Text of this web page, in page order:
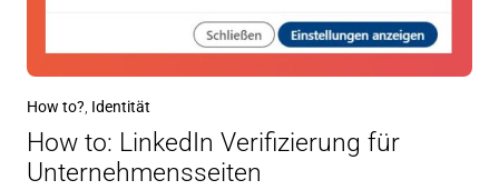
How to? Identität
How to: LinkedIn Verifizierung für
Unternehmensseiten